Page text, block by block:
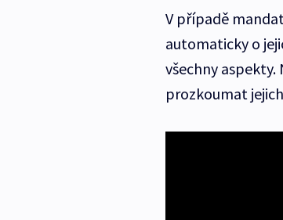
V případě
automaticky o
všechny aspekty.
prozkoumat